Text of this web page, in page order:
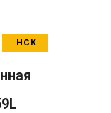
НСК